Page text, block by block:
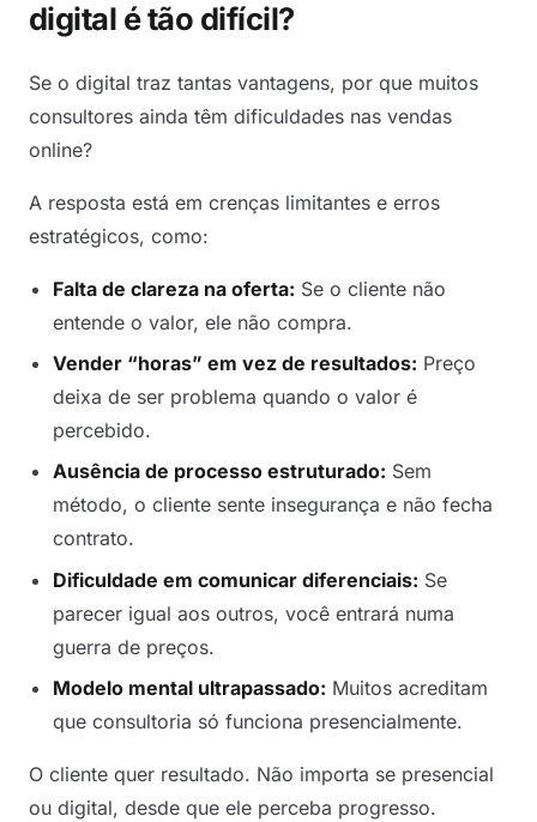
digital é tão difícil?
Se o digital traz tantas vantagens, por que muitos
consultores ainda têm dificuldades nas vendas
online?
A resposta está em crenças limitantes e erros
estratégicos, como:
Falta de clareza na oferta: Se o cliente não
entende o valor, ele não compra.
Vender “horas” em vez de resultados: Preço
deixa de ser problema quando o valor é
percebido.
Ausência de processo estruturado: Sem
método, o cliente sente insegurança e não fecha
contrato.
Dificuldade em comunicar diferenciais: Se
parecer igual aos outros, você entrará numa
guerra de preços.
Modelo mental ultrapassado: Muitos acreditam
que consultoria só funciona presencialmente.
O cliente quer resultado. Não importa se presencial
ou digital, desde que ele perceba progresso.